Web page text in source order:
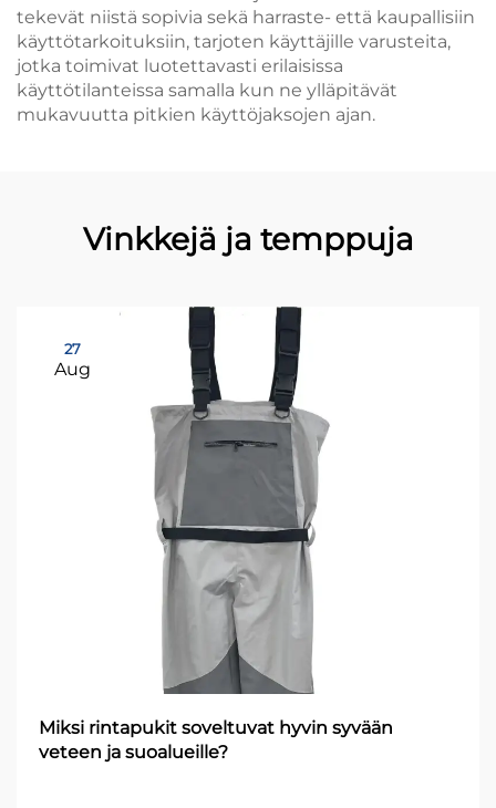
tekevät niistä sopivia sekä harraste- että kaupallisiin
käyttötarkoituksiin, tarjoten käyttäjille varusteita,
jotka toimivat luotettavasti erilaisissa
käyttötilanteissa samalla kun ne ylläpitävät
mukavuutta pitkien käyttöjaksojen ajan.
Vinkkejä ja temppuja
27
Aug
Miksi rintapukit soveltuvat hyvin syvään
veteen ja suoalueille?